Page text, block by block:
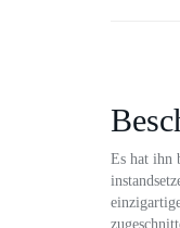
Es hat ihn